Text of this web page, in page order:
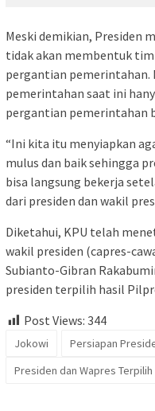
Meski demikian, Presiden
tidak akan membentuk
pergantian pemerintahan.
pemerintahan saat ini
pergantian pemerintahan
“Ini kita itu menyiapkan
mulus dan baik sehingga
bisa langsung bekerja
dari presiden dan wakil
Diketahui, KPU telah
wakil presiden (capres-
Subianto-Gibran
presiden terpilih hasil
Post Views: 344
Jokowi
Persiapan
Presiden dan Wapres Terpilih